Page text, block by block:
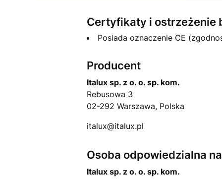
Certyfikaty i ostrzeżenie
Posiada oznaczenie CE
Producent
Italux sp. z o. o. sp. kom.
Rebusowa 3
02-292 Warszawa, Polska
italux@italux.pl
Osoba odpowiedzialna
Italux sp. z o. o. sp. kom.